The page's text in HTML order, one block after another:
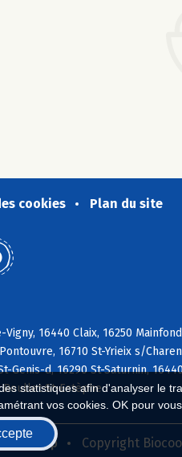
statistiques afin d'analyser le
vos cookies. OK pour
cookies Plan du site
16440 Claix, 16250
16710 St-Yrieix s/
Genis-d, 16290 St-Saturnin,
Roullet-St-Estèphe
Biocoop Copyright